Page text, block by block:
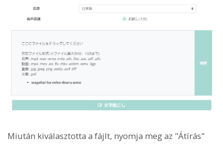
Miután kiválasztotta a fájlt, nyomja meg az "Átírás"